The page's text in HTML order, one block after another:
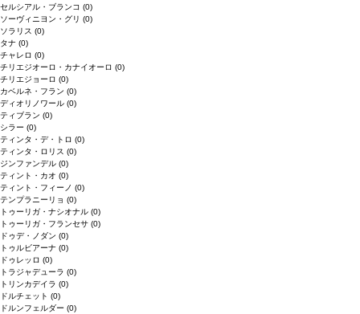
セルシアル・ブランコ (0)
ソーヴィニヨン・グリ (0)
ソラリス (0)
タナ (0)
チャレロ (0)
チリエジオーロ・カナイオーロ (0)
チリエジョーロ (0)
カベルネ・フラン (0)
ディオリノワール (0)
ティブラン (0)
シラー (0)
ティンタ・デ・トロ (0)
ティンタ・ロリス (0)
ジンファンデル (0)
ティント・カオ (0)
ティント・フィーノ (0)
テンプラニーリョ (0)
トゥーリガ・ナシオナル (0)
トゥーリガ・フランセサ (0)
ドゥデ・ノダン (0)
トゥルビアーナ (0)
ドゥレッロ (0)
トラジャデューラ (0)
トリンカデイラ (0)
ドルチェット (0)
ドルンフェルダー (0)